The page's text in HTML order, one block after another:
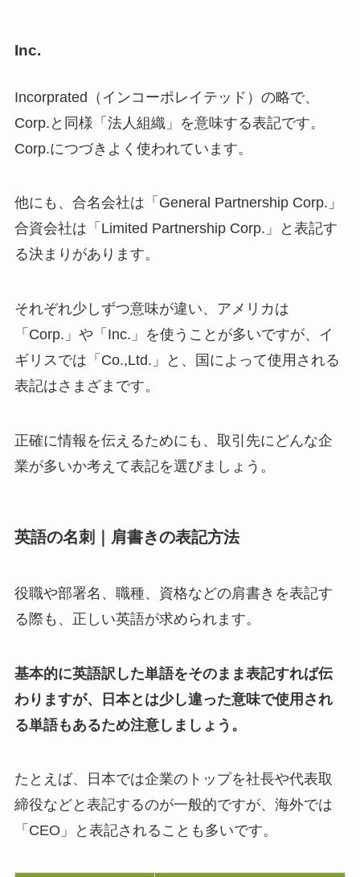
Inc.
Incorprated（インコーポレイテッド）の略で、
Corp.と同様「法人組織」を意味する表記です。
Corp.につづきよく使われています。
他にも、合名会社は「General Partnership Corp.」
合資会社は「Limited Partnership Corp.」と表記す
る決まりがあります。
それぞれ少しずつ意味が違い、アメリカは
「Corp.」や「Inc.」を使うことが多いですが、イ
ギリスでは「Co.,Ltd.」と、国によって使用される
表記はさまざまです。
正確に情報を伝えるためにも、取引先にどんな企
業が多いか考えて表記を選びましょう。
英語の名刺｜肩書きの表記方法
役職や部署名、職種、資格などの肩書きを表記す
る際も、正しい英語が求められます。
基本的に英語訳した単語をそのまま表記すれば伝
わりますが、日本とは少し違った意味で使用され
る単語もあるため注意しましょう。
たとえば、日本では企業のトップを社長や代表取
締役などと表記するのが一般的ですが、海外では
「CEO」と表記されることも多いです。